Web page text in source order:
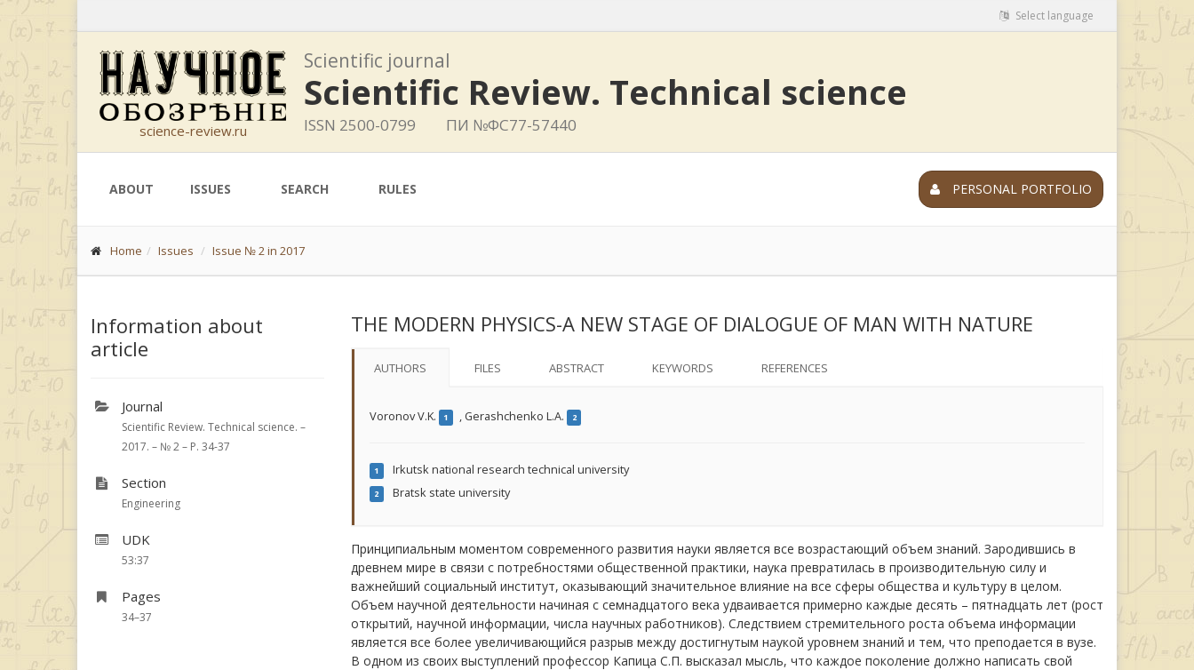
Select language
science-review.ru
Scientific journal
Scientific Review. Technical science
ISSN 2500-0799 ПИ №ФС77-57440
ABOUT ISSUES SEARCH RULES PERSONAL PORTFOLIO
Home Issues Issue № 2 in 2017
Information about
article
Journal
Scientific Review. Technical science. –
2017. – № 2 – P. 34-37
Section
Engineering
UDK
53:37
Pages
34–37
THE MODERN PHYSICS-A NEW STAGE OF DIALOGUE OF MAN WITH NATURE
AUTHORS FILES ABSTRACT KEYWORDS REFERENCES
Voronov V.K. 1 , Gerashchenko L.A. 2
1 Irkutsk national research technical university
2 Bratsk state university
Принципиальным моментом современного развития науки является все возрастающий объем знаний. Зародившись в
древнем мире в связи с потребностями общественной практики, наука превратилась в производительную силу и
важнейший социальный институт, оказывающий значительное влияние на все сферы общества и культуру в целом.
Объем научной деятельности начиная с семнадцатого века удваивается примерно каждые десять – пятнадцать лет (рост
открытий, научной информации, числа научных работников). Следствием стремительного роста объема информации
является все более увеличивающийся разрыв между достигнутым наукой уровнем знаний и тем, что преподается в вузе.
В одном из своих выступлений профессор Капица С.П. высказал мысль, что каждое поколение должно написать свой